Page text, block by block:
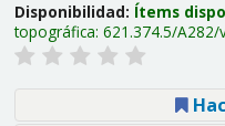
Disponibilidad: Ítems
topográfica: 621.374.5/A282/